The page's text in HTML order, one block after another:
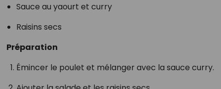
Sauce au yaourt et curry
Raisins secs
Préparation
Émincer le poulet et mélanger avec la sauce curry.